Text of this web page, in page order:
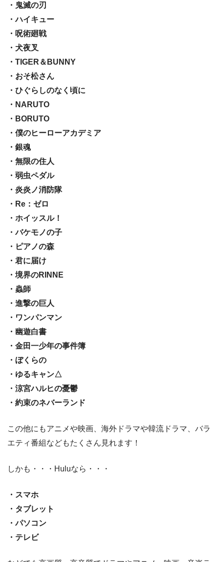
・鬼滅の刃
・ハイキュー
・呪術廻戦
・犬夜叉
・TIGER＆BUNNY
・おそ松さん
・ひぐらしのなく頃に
・NARUTO
・BORUTO
・僕のヒーローアカデミア
・銀魂
・無限の住人
・弱虫ペダル
・炎炎ノ消防隊
・Re：ゼロ
・ホイッスル！
・バケモノの子
・ピアノの森
・君に届け
・境界のRINNE
・蟲師
・進撃の巨人
・ワンパンマン
・幽遊白書
・金田一少年の事件簿
・ぼくらの
・ゆるキャン△
・涼宮ハルヒの憂鬱
・約束のネバーランド
この他にもアニメや映画、海外ドラマや韓流ドラマ、バラ
エティ番組などもたくさん見れます！
しかも・・・Huluなら・・・
・スマホ
・タブレット
・パソコン
・テレビ